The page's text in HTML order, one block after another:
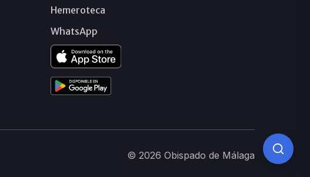
Hemeroteca
WhatsApp
© 2026 Obispado de Málaga